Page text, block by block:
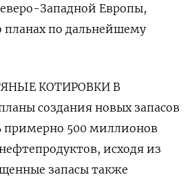
Западной Европы,
планах по дальнейшему
КОТИРОВКИ В
создания новых запасов
примерно 500 миллионов
исходя из
запасы также